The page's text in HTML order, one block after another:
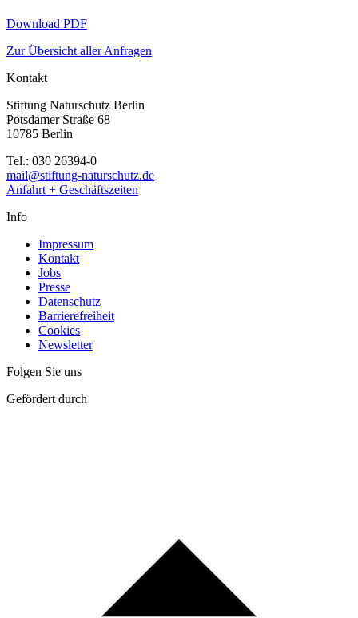
Download PDF
Zur Übersicht aller Anfragen
Kontakt
Stiftung Naturschutz Berlin
Potsdamer Straße 68
10785 Berlin
Tel.: 030 26394-0
mail@stiftung-naturschutz.de
Anfahrt + Geschäftszeiten
Info
Impressum
Kontakt
Jobs
Presse
Datenschutz
Barrierefreiheit
Cookies
Newsletter
Folgen Sie uns
Gefördert durch